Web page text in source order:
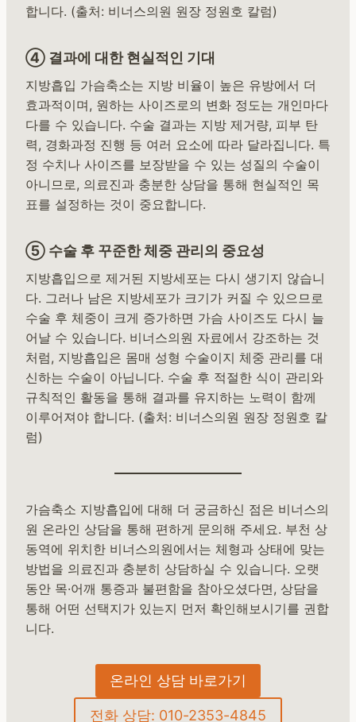
합니다. (출처: 비너스의원 원장 정원호 칼럼)
④ 결과에 대한 현실적인 기대
지방흡입 가슴축소는 지방 비율이 높은 유방에서 더
효과적이며, 원하는 사이즈로의 변화 정도는 개인마다
다를 수 있습니다. 수술 결과는 지방 제거량, 피부 탄
력, 경화과정 진행 등 여러 요소에 따라 달라집니다. 특
정 수치나 사이즈를 보장받을 수 있는 성질의 수술이
아니므로, 의료진과 충분한 상담을 통해 현실적인 목
표를 설정하는 것이 중요합니다.
⑤ 수술 후 꾸준한 체중 관리의 중요성
지방흡입으로 제거된 지방세포는 다시 생기지 않습니
다. 그러나 남은 지방세포가 크기가 커질 수 있으므로
수술 후 체중이 크게 증가하면 가슴 사이즈도 다시 늘
어날 수 있습니다. 비너스의원 자료에서 강조하는 것
처럼, 지방흡입은 몸매 성형 수술이지 체중 관리를 대
신하는 수술이 아닙니다. 수술 후 적절한 식이 관리와
규칙적인 활동을 통해 결과를 유지하는 노력이 함께
이루어져야 합니다. (출처: 비너스의원 원장 정원호 칼
럼)
가슴축소 지방흡입에 대해 더 궁금하신 점은 비너스의
원 온라인 상담을 통해 편하게 문의해 주세요. 부천 상
동역에 위치한 비너스의원에서는 체형과 상태에 맞는
방법을 의료진과 충분히 상담하실 수 있습니다. 오랫
동안 목·어깨 통증과 불편함을 참아오셨다면, 상담을
통해 어떤 선택지가 있는지 먼저 확인해보시기를 권합
니다.
온라인 상담 바로가기
전화 상담: 010-2353-4845